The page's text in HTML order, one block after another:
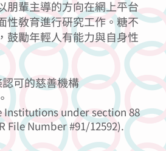
朋輩主導的方向在網上平台
性教育進行研究工作。糖不
鼓勵年輕人有能力與自身性
可的慈善機構
Institutions under section 88
File Number #91/12592).